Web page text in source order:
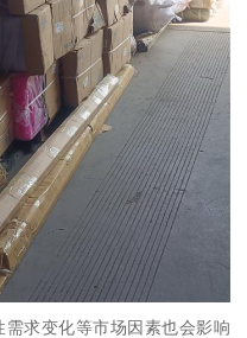
求变化等市场因素也会影响